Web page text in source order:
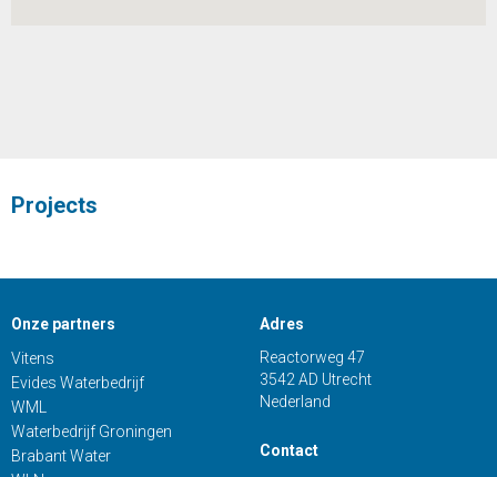
Projects
Onze partners
Vitens
Evides Waterbedrijf
WML
Waterbedrijf Groningen
Brabant Water
Adres
Reactorweg 47
3542 AD Utrecht
Nederland
Contact